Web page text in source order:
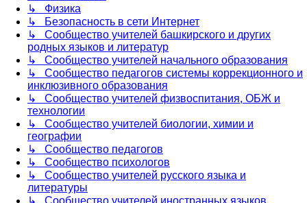
↳ Физика
↳ Безопасность в сети Интернет
↳ Сообщество учителей башкирского и других
родных языков и литератур
↳ Сообщество учителей начального образования
↳ Сообщество педагогов системы коррекционного и
инклюзивного образования
↳ Сообщество учителей физвоспитания, ОБЖ и
технологии
↳ Сообщество учителей биологии, химии и
географии
↳ Сообщество педагогов
↳ Сообщество психологов
↳ Сообщество учителей русского языка и
литературы
↳ Сообщество учителей иностранных языков